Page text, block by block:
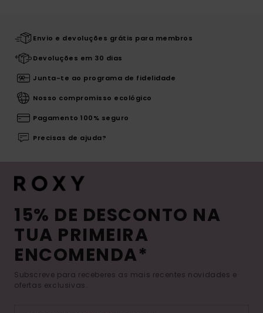
Envio e devoluções grátis para membros
Devoluções em 30 dias
Junta-te ao programa de fidelidade
Nosso compromisso ecológico
Pagamento 100% seguro
Precisas de ajuda?
15% DE DESCONTO NA
TUA PRIMEIRA
ENCOMENDA*
Subscreve para receberes as mais recentes novidades e
ofertas exclusivas.